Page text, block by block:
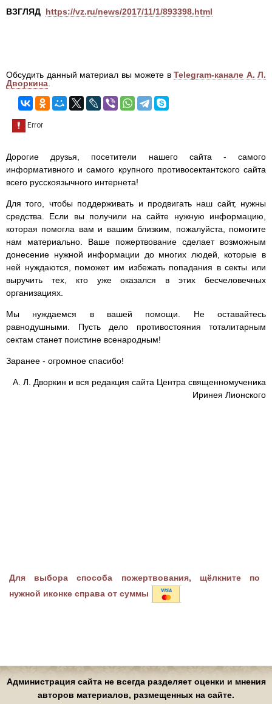
ВЗГЛЯД https://vz.ru/news/2017/11/1/893398.html
Обсудить данный материал вы можете в Telegram-канале А. Л.
Дворкина
Дорогие друзья, посетители нашего сайта - самого
информативного и самого крупного противосектантского сайта
всего русскоязычного интернета!
Для того, чтобы поддерживать и продвигать наш сайт, нужны
средства. Если вы получили на сайте нужную информацию,
которая помогла вам и вашим близким, пожалуйста, помогите
нам материально. Ваше пожертвование сделает возможным
донесение нужной информации до многих людей, которые в
ней нуждаются, поможет им избежать попадания в секты или
выручить тех, кто уже оказался в этих бесчеловечных
организациях.
Мы нуждаемся в вашей помощи. Не оставайтесь
равнодушными. Пусть дело противостояния тоталитарным
сектам станет поистине всенародным!
Заранее - огромное спасибо!
А. Л. Дворкин и вся редакция сайта Центра священномученика
Иринея Лионского
Для выбора способа пожертвования, щёлкните по
нужной иконке справа от суммы
Администрация сайта не всегда разделяет оценки и мнения
авторов материалов, размещенных на сайте.